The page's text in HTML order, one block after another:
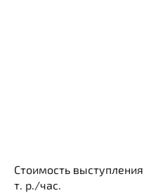
Стоимость
т. р./час.